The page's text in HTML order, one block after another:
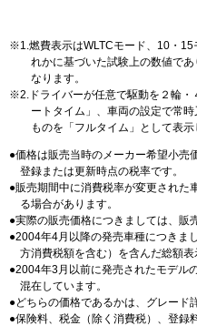
1.燃費表示はWLTCモード、10・
れかに基づいた試験上の数値で
なります。
2.ドライバーが任意で駆動を２輪
ートタイム」、車両の設定で常
ものを「フルタイム」として表示
価格は販売当時のメーカー希望小売
登録または更新時点の税率です。
販売期間中に消費税率が変更された
る場合があります。
実際の販売価格につきましては、販
2004年4月以降の発売車種につきま
方消費税額を含む）を含んだ総額表
2004年3月以前に発売されたモデル
混在しています。
どちらの価格であるかは、グレード
保険料、税金（除く消費税）、登録